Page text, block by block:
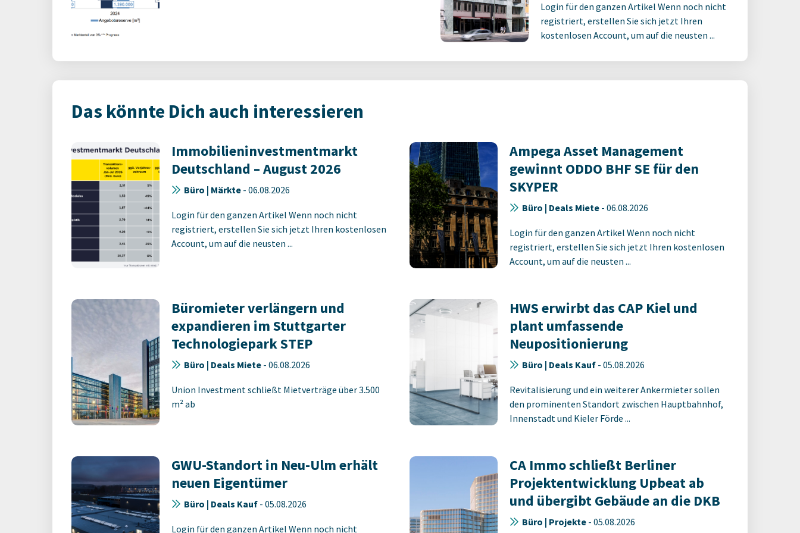
Login für den ganzen Artikel Wenn noch nicht
registriert, erstellen Sie sich jetzt Ihren
kostenlosen Account, um auf die neusten ...
Das könnte Dich auch interessieren
Immobilieninvestmentmarkt
Deutschland – August 2026
Büro | Märkte - 06.08.2026
Login für den ganzen Artikel Wenn noch nicht
registriert, erstellen Sie sich jetzt Ihren kostenlosen
Account, um auf die neusten ...
Ampega Asset Management
gewinnt ODDO BHF SE für den
SKYPER
Büro | Deals Miete - 06.08.2026
Login für den ganzen Artikel Wenn noch nicht
registriert, erstellen Sie sich jetzt Ihren kostenlosen
Account, um auf die neusten ...
Büromieter verlängern und
expandieren im Stuttgarter
Technologiepark STEP
Büro | Deals Miete - 06.08.2026
Union Investment schließt Mietverträge über 3.500
m² ab
HWS erwirbt das CAP Kiel und
plant umfassende
Neupositionierung
Büro | Deals Kauf - 05.08.2026
Revitalisierung und ein weiterer Ankermieter sollen
den prominenten Standort zwischen Hauptbahnhof,
Innenstadt und Kieler Förde ...
GWU-Standort in Neu-Ulm erhält
neuen Eigentümer
Büro | Deals Kauf - 05.08.2026
Login für den ganzen Artikel Wenn noch nicht
CA Immo schließt Berliner
Projektentwicklung Upbeat ab
und übergibt Gebäude an die DKB
Büro | Projekte - 05.08.2026